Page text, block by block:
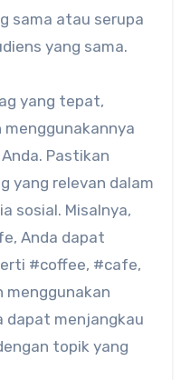
sama atau serupa
yang sama.
yang tepat,
Pastikan
yang relevan dalam
sosial. Misalnya,
Anda dapat
#coffee, #cafe,
menggunakan
dapat menjangkau
topik yang